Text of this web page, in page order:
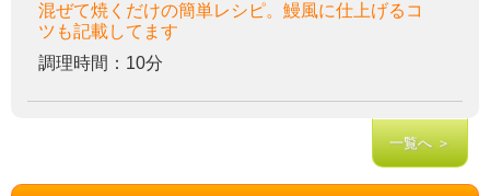
混ぜて焼くだけの簡単レシピ。鰻風に仕上げるコ
ツも記載してます
調理時間：10分
一覧へ ＞